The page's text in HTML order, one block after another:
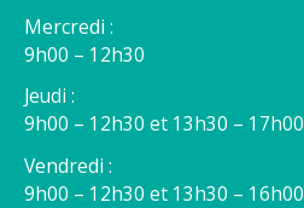
Mercredi :
9h00 – 12h30
Jeudi :
9h00 – 12h30 et 13h30 – 17h00
Vendredi :
9h00 – 12h30 et 13h30 – 16h00